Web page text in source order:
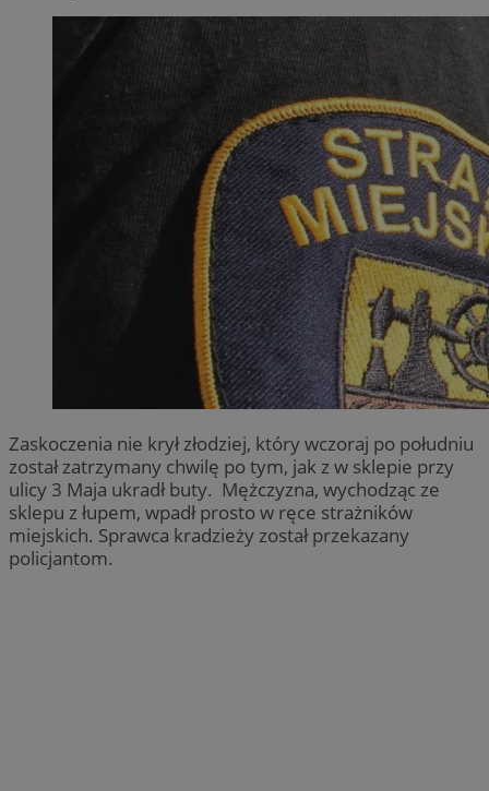
Zaskoczenia nie krył złodziej, który wczoraj po południu
został zatrzymany chwilę po tym, jak z w sklepie przy
ulicy 3 Maja ukradł buty. Mężczyzna, wychodząc ze
sklepu z łupem, wpadł prosto w ręce strażników
miejskich. Sprawca kradzieży został przekazany
policjantom.